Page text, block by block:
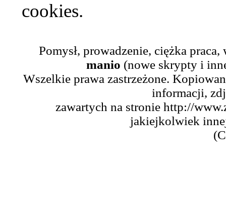
cookies.
Pomysł, prowadzenie, ciężka
manio (nowe skrypty i
Wszelkie prawa zastrzeżone.
informacji,
zawartych na stronie http://
jakiejkolwiek